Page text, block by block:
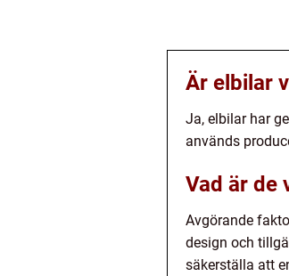
Är elbilar
Ja, elbilar har
används
Vad är de
Avgörande
design och
säkerställa att